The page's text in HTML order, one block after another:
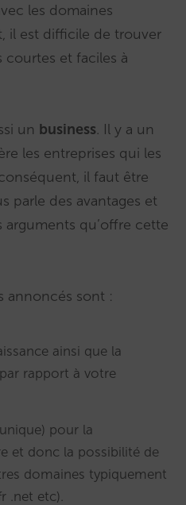
les domaines
il est difficile de trouver
courtes et faciles à
un business. Il y a un
les entreprises qui les
il faut être
parle des avantages et
arguments qu’offre cette
annoncés sont :
ainsi que la
rapport à votre
pour la
et donc la possibilité de
domaines typiquement
.net etc).